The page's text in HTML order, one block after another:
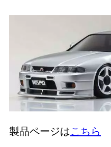
製品ページはこちら